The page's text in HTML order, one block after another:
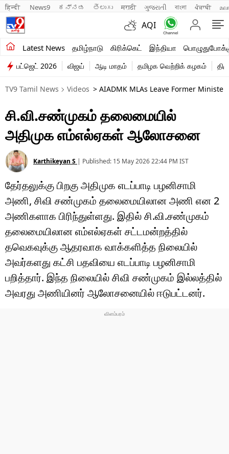
हिन्दी News9 ಕನ್ನಡ తెలుగు मराठी ગુજરાતી বাংলা ਪੰਜਾਬੀ
AQI
Latest News தமிழ்நாடு கிரிக்கெட் இந்தியா
சமீபத்திய செய்திகள்
தமிழ்நாடு
இந்தியா
உலகம்
விளையாட்டு
பொழுதுபோக்கு
லைஃப்ஸ்டைல்
வணிகம்
டெக்னாலஜி
ஆன்மீகம்
வைரல்
ஹெஃல்த்
பட்ஜெட் 2026 விஜய் ஆடி மாதம் தமிழக வெற்றிக் கழகம்
TV9 Tamil News Videos > AIADMK MLAs Leave Former
சி.வி.சண்முகம் தலைமையில்
அதிமுக எம்எல்ஏகள் ஆலோசனை
Karthikeyan S | Published: 15 May 2026 22:44 PM IST
தேர்தலுக்கு பிறகு அதிமுக எடப்பாடி பழனிசாமி
அணி, சிவி சண்முகம் தலைமையிலான அணி என 2
அணிகளாக பிரிந்துள்ளது. இதில் சி.வி.சண்முகம்
தலைமையிலான எம்எல்ஏகள் சட்டமன்றத்தில்
தவெகவுக்கு ஆதரவாக வாக்களித்த நிலையில்
அவர்களது கட்சி பதவியை எடப்பாடி பழனிசாமி
பறித்தார். இந்த நிலையில் சிவி சண்முகம் இல்லத்தில்
அவரது அணியினர் ஆலோசனையில் ஈடுபட்டனர்.